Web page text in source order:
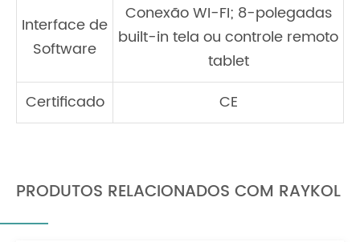
Interface de
Software
Conexão WI-FI; 8-polegadas
built-in tela ou controle remoto
tablet
Certificado
CE
PRODUTOS RELACIONADOS COM RAYKOL